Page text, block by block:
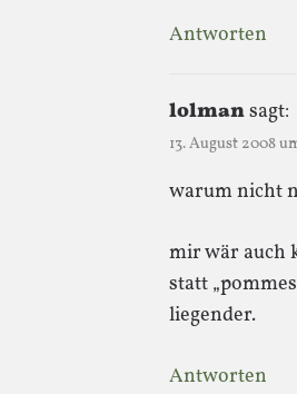
Antworten
lolmansagt:
13. August 2008
warum nicht
mir wär auch
statt
liegender.
Antworten